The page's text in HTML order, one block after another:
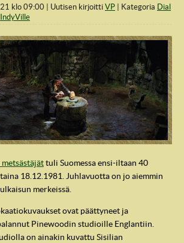
klo 09:00 Uutisen kirjoitti VP Kategoria Dial
IndyVille
tuli Suomessa ensi-iltaan 40
18.12.1981. Juhlavuotta on jo aiemmin
merkeissä.
ovat päättyneet ja
Pinewoodin studioille Englantiin.
on ainakin kuvattu Sisilian